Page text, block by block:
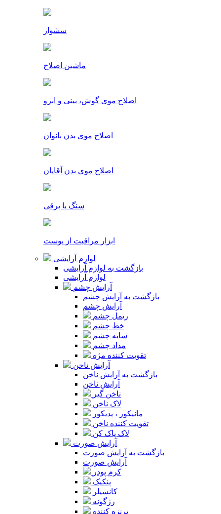
سشوار
ماشین اصلاح
اصلاح موی گوش، بینی و ابرو
اصلاح موی بدن بانوان
اصلاح موی بدن آقایان
سنگ پا برقی
ابزار مراقبت از پوست
لوازم آرایشی
بازگشت به لوازم آرایشی
لوازم آرایشی
آرایش چشم
بازگشت به آرایش چشم
آرایش چشم
ریمل چشم
خط چشم
سایه چشم
مداد چشم
تقویت کننده مژه
آرایش ناخن
بازگشت به آرایش ناخن
آرایش ناخن
ناخن گیر
لاک ناخن
مانیکور ، پدیکور
تقویت کننده ناخن
لاک پاک کن
آرایش صورت
بازگشت به آرایش صورت
آرایش صورت
کرم پودر
پنکیک
کانسیلر
رژگونه
برنزه کننده